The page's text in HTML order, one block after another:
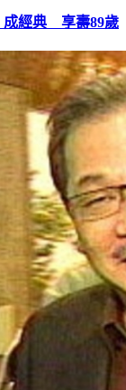
成經典 享壽89歲